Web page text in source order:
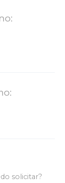
solicitar?